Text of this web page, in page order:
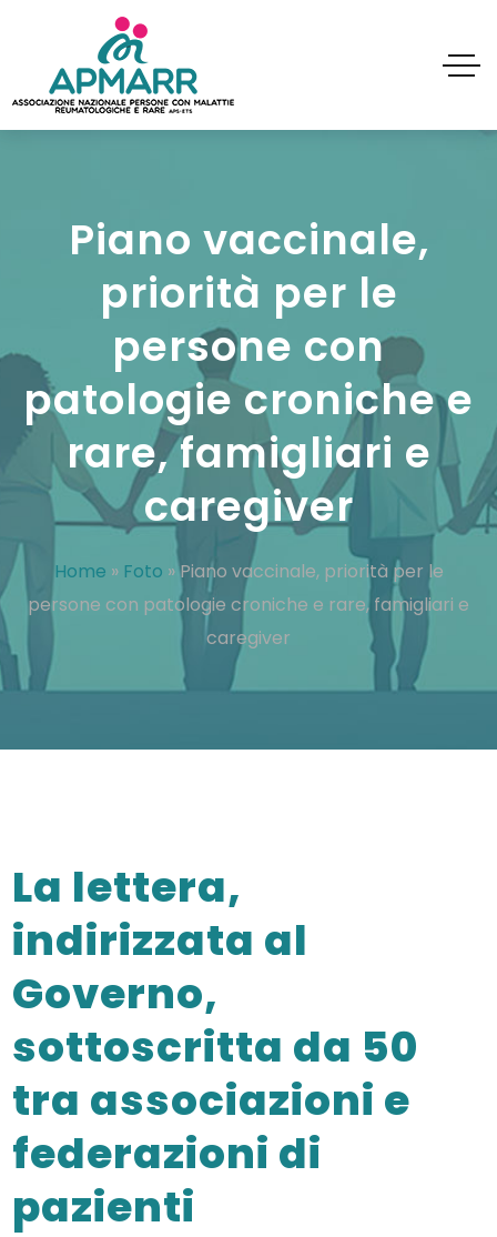
Piano vaccinale,
priorità per le
persone con
patologie croniche e
rare, famigliari e
caregiver
Home » Foto »Piano vaccinale, priorità per le
persone con patologie croniche e rare, famigliari e
caregiver
La lettera,
indirizzata al
Governo,
sottoscritta da 50
tra associazioni e
federazioni di
pazienti